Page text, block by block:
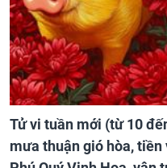
Tử vi tuần mới (từ 10
mưa thuận gió hòa, tiền